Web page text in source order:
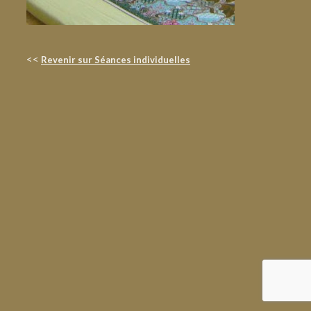
<< Revenir sur Séances individuelles